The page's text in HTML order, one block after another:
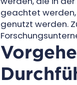
geachtet
genutzt werden.